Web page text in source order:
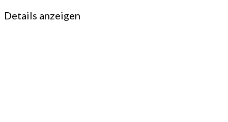
Details anzeigen